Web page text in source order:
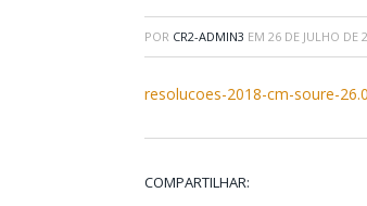
POR CR2-ADMIN3 EM 26 DE JULHO DE
resolucoes-2018-cm-soure-
COMPARTILHAR: